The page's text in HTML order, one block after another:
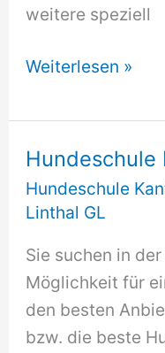
weitere speziell
Hundeschule
GL
Weiterlesen »
Hundeschule
Hundeschule
Linthal GL
Sie suchen in
Möglichkeit für
den besten
bzw. die beste